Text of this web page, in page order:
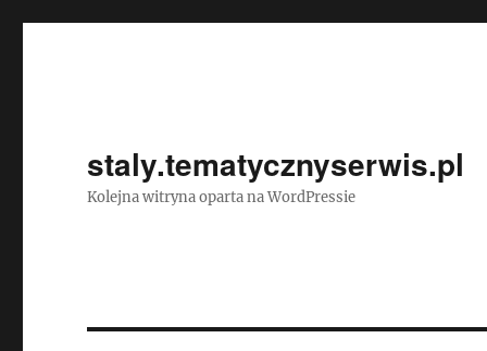
staly.tematycznyserwis.pl
Kolejna witryna oparta na WordPressie